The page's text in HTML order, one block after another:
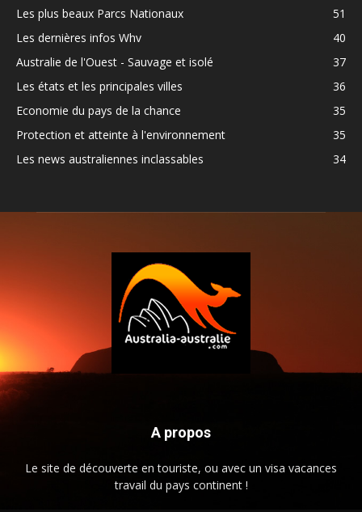
Les plus beaux Parcs Nationaux
51
Les dernières infos Whv
40
Australie de l'Ouest - Sauvage et isolé
37
Les états et les principales villes
36
Economie du pays de la chance
35
Protection et atteinte à l'environnement
35
Les news australiennes inclassables
34
A propos
Le site de découverte en touriste, ou avec un visa vacances
travail du pays continent !